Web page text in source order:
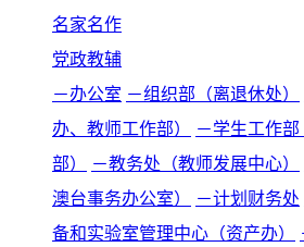
名家名作
党政教辅
－办公室 －组织部（离退休处）
办、教师工作部）
－学生工作部
部）
－教务处（教师发展中心）
澳台事务办公室）
－计划财务处
备和实验室管理中心（资产办）